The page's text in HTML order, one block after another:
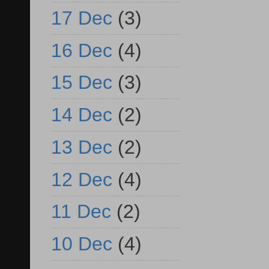
17 Dec (3)
16 Dec (4)
15 Dec (3)
14 Dec (2)
13 Dec (2)
12 Dec (4)
11 Dec (2)
10 Dec (4)